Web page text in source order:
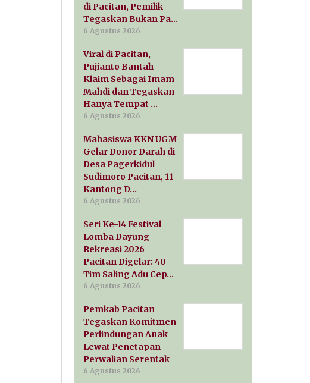
di Pacitan, Pemilik
Tegaskan Bukan Pa…
6 Agustus 2026
Viral di Pacitan,
Pujianto Bantah
Klaim Sebagai Imam
Mahdi dan Tegaskan
Hanya Tempat …
6 Agustus 2026
Mahasiswa KKN UGM
Gelar Donor Darah di
Desa Pagerkidul
Sudimoro Pacitan, 11
Kantong D…
6 Agustus 2026
Seri Ke-14 Festival
Lomba Dayung
Rekreasi 2026
Pacitan Digelar: 40
Tim Saling Adu Cep…
6 Agustus 2026
Pemkab Pacitan
Tegaskan Komitmen
Perlindungan Anak
Lewat Penetapan
Perwalian Serentak
6 Agustus 2026